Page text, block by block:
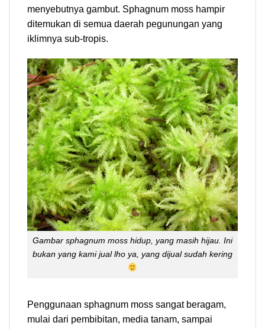
menyebutnya gambut. Sphagnum moss hampir
ditemukan di semua daerah pegunungan yang
iklimnya sub-tropis.
Gambar sphagnum moss hidup, yang masih hijau. Ini
bukan yang kami jual lho ya, yang dijual sudah kering
Penggunaan sphagnum moss sangat beragam,
mulai dari pembibitan, media tanam, sampai